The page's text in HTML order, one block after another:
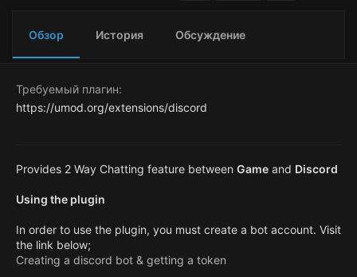
о
д
а
и
Обзор История Обсуждение
Требуемый плагин
https://umod.org/extensions/discord
Provides 2 Way Chatting feature between Game and Discord
Using the plugin
In order to use the plugin, you must create a bot account. Visit
the link below;
Creating a discord bot & getting a token